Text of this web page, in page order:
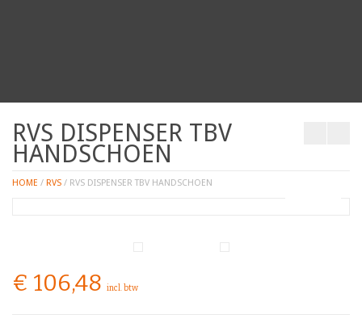
RVS DISPENSER TBV
HANDSCHOEN
HOME / RVS / RVS DISPENSER TBV HANDSCHOEN
€ 106,48 incl. btw